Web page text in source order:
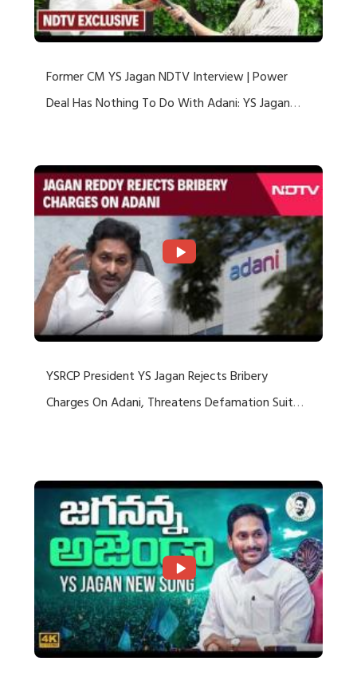
Former CM YS Jagan NDTV Interview | Power
Deal Has Nothing To Do With Adani: YS Jagan
YSRCP President YS Jagan Rejects Bribery
Charges On Adani, Threatens Defamation Suit